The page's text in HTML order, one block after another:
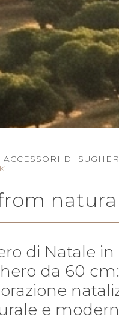
DI
di Natale in
da 60 cm:
e